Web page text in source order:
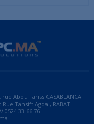
Abou Fariss CASABLANCA
Rue Tansift Agdal, RABAT
0524 33 66 76